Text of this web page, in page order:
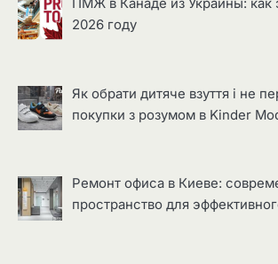
ПМЖ в Канаде из Украины: как
2026 году
Як обрати дитяче взуття і не
покупки з розумом в Kinder
Ремонт офиса в Киеве:
пространство для